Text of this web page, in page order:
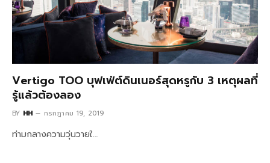
Vertigo TOO บุฟเฟ่ต์ดินเนอร์สุดหรูกับ 3 เหตุผลที่
รู้แล้วต้องลอง
BY HH กรกฎาคม 19, 2019
ท่ามกลางความวุ่นวายใ…